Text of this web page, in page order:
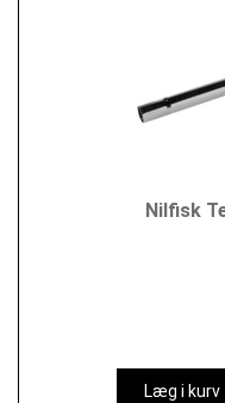
Nilfisk
Læg i kurv